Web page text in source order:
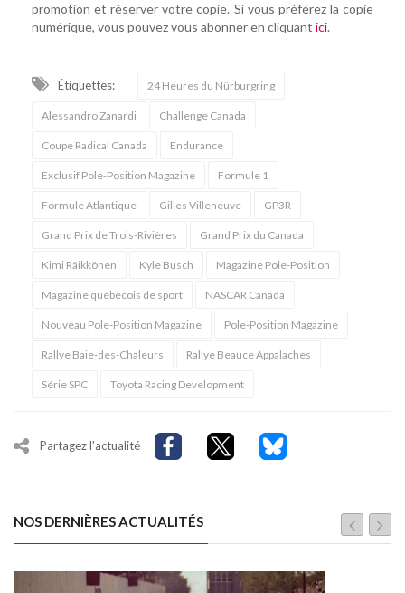
promotion et réserver votre copie. Si vous préférez la copie
numérique, vous pouvez vous abonner en cliquant ici.
Étiquettes: 24 Heures du Nürburgring
Alessandro Zanardi Challenge Canada
Coupe Radical Canada Endurance
Exclusif Pole-Position Magazine Formule 1
Formule Atlantique Gilles Villeneuve GP3R
Grand Prix de Trois-Rivières Grand Prix du Canada
Kimi Räikkönen Kyle Busch Magazine Pole-Position
Magazine québécois de sport NASCAR Canada
Nouveau Pole-Position Magazine Pole-Position Magazine
Rallye Baie-des-Chaleurs Rallye Beauce Appalaches
Série SPC Toyota Racing Development
Partagez l'actualité
NOS DERNIÈRES ACTUALITÉS